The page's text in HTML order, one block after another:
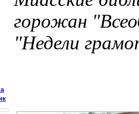
горожан
"Недели